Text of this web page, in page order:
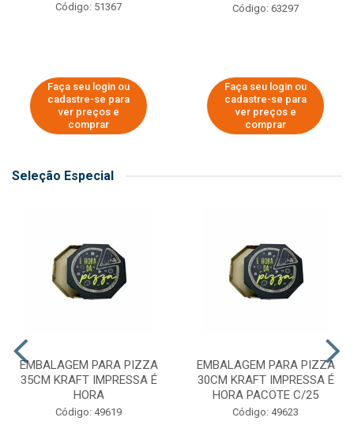
Código: 51367
Faça seu login ou
cadastre-se para
ver preços e
comprar
Código: 63297
Faça seu login ou
cadastre-se para
ver preços e
comprar
Seleção Especial
EMBALAGEM PARA PIZZA
35CM KRAFT IMPRESSA É
HORA
Código: 49619
EMBALAGEM PARA PIZZA
30CM KRAFT IMPRESSA É
HORA PACOTE C/25
Código: 49623